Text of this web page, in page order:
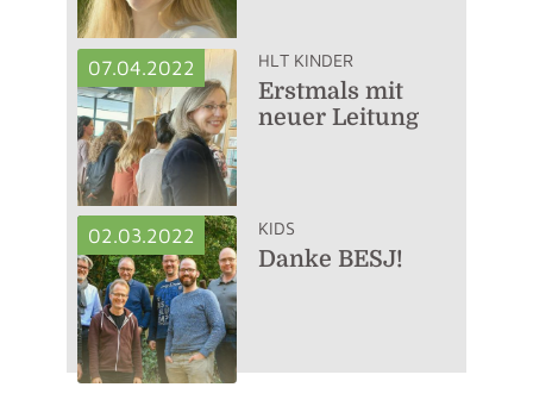
07.04.2022 HLT KINDER
Erstmals mit
neuer Leitung
02.03.2022 KIDS
Danke BESJ!